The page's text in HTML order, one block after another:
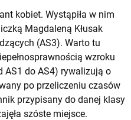
kobiet. Wystąpiła w nim
Magdaleną Kłusak
(AS3). Warto tu
wzroku
AS1 do AS4) rywalizują o
po przeliczeniu czasów
przypisany do danej klasy
szóste miejsce.